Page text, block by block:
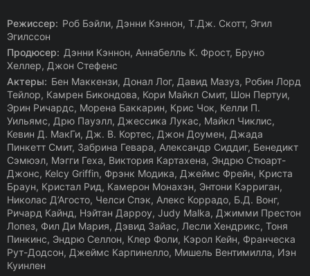
Режиссер: Роб Бэйли, Дэнни Кэннон, Т.Дж. Скотт, Эгил
Эгилссон
Продюсер: Дэнни Кэннон, Аннабелль К. Фрост, Бруно
Хеллер, Джон Стефенс
Актеры: Бен Маккензи, Донал Лог, Давид Мазуз, Робин Лорд
Тейлор, Камрен Бикондова, Кори Майкл Смит, Шон Пертуи,
Эрин Ричардс, Морена Баккарин, Крис Чок, Келли П.
Уильямс, Дрю Пауэлл, Джессика Лукас, Майкл Чиклис,
Кевин Д. МакГи, Дж. В. Кортес, Джон Доумен, Джада
Пинкетт Смит, Забрина Гевара, Александр Сиддиг, Бенедикт
Сэмюэл, Мэгги Геха, Виктория Картахена, Эндрю Стюарт-
Джонс, Kelcy Griffin, Фрэнк Модика, Джеймс Фрейн, Криста
Браун, Кристал Рид, Камерон Монахэн, Энтони Кэрриган,
Николас Д’Агосто, Челси Спэк, Алекс Коррадо, Б.Д. Вонг,
Ричард Кайнд, Нэйтан Дарроу, Judy Malka, Джимми Престон
Лопез, Фил Ди Мария, Дэвид Зайас, Лесли Хендрикс, Тоня
Пинкинс, Эндрю Селлон, Клер Фоли, Кэрол Кейн, Франческа
Рут-Додсон, Джеймс Карпинелло, Мишель Вентимилла, Иэн
Куинлен